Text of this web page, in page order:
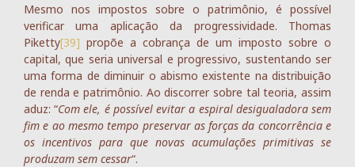
Mesmo nos impostos sobre o patrimônio, é possível
verificar uma aplicação da progressividade. Thomas
Piketty[39] propõe a cobrança de um imposto sobre o
capital, que seria universal e progressivo, sustentando ser
uma forma de diminuir o abismo existente na distribuição
de renda e patrimônio. Ao discorrer sobre tal teoria, assim
aduz: “Com ele, é possível evitar a espiral desigualadora sem
fim e ao mesmo tempo preservar as forças da concorrência e
os incentivos para que novas acumulações primitivas se
produzam sem cessar“.